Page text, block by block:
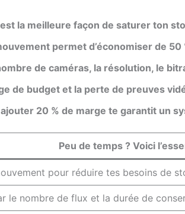
la meilleure façon de saturer ton
permet d’économiser de
de caméras, la résolution, le
de budget et la perte de preuves
20 % de marge te garantit un
Peu de temps ? Voici
pour réduire tes besoins de
le nombre de flux et la durée de